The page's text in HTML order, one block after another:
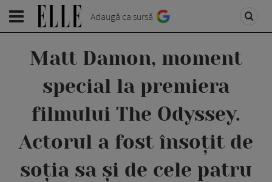
Adaugă ca sursă
Matt Damon, moment
special la premiera
filmului The Odyssey.
Actorul a fost însoțit de
soția sa și de cele patru